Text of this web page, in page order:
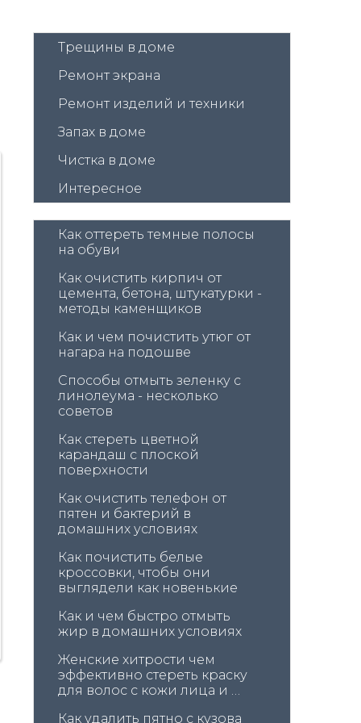
Трещины в доме
Ремонт экрана
Ремонт изделий и техники
Запах в доме
Чистка в доме
Интересное
Как оттереть темные полосы
на обуви
Как очистить кирпич от
цемента, бетона, штукатурки -
методы каменщиков
Как и чем почистить утюг от
нагара на подошве
Способы отмыть зеленку с
линолеума - несколько
советов
Как стереть цветной
карандаш с плоской
поверхности
Как очистить телефон от
пятен и бактерий в
домашних условиях
Как почистить белые
кроссовки, чтобы они
выглядели как новенькие
Как и чем быстро отмыть
жир в домашних условиях
Женские хитрости чем
эффективно стереть краску
для волос с кожи лица и
Как удалить пятно с кузова